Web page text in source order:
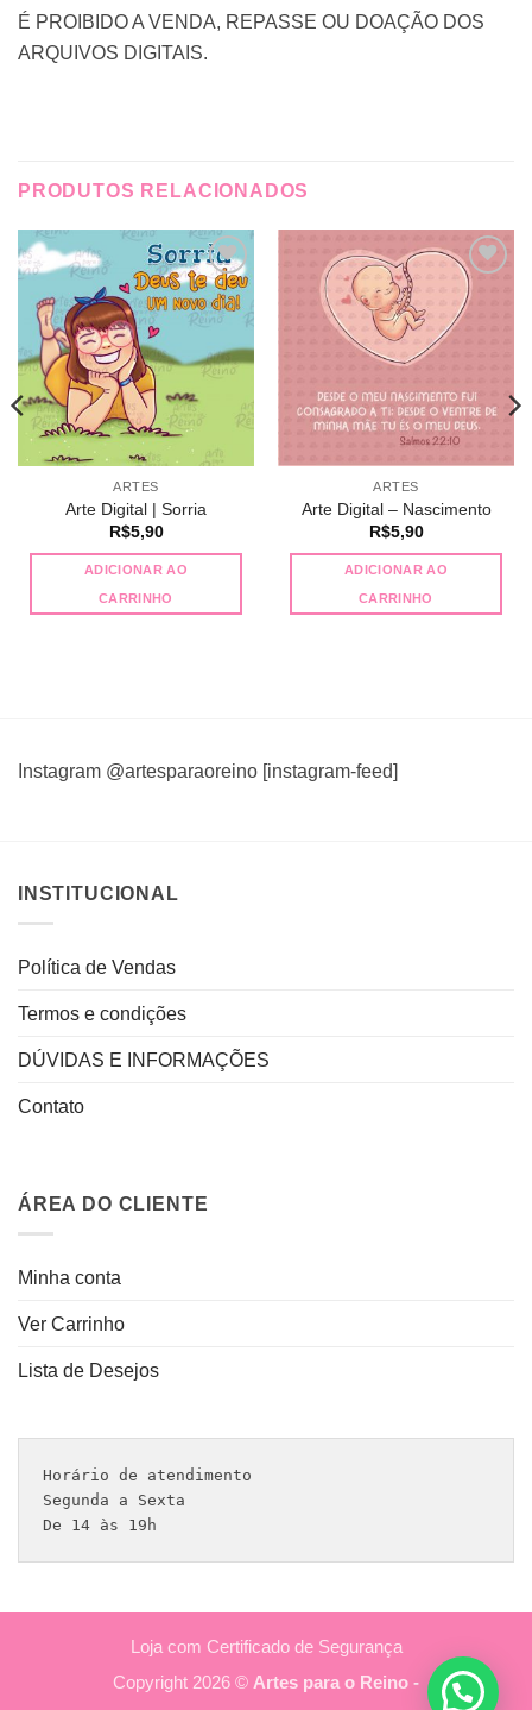
É PROIBIDO A VENDA, REPASSE OU DOAÇÃO DOS
ARQUIVOS DIGITAIS.
PRODUTOS RELACIONADOS
Adicionar
a lista de
desejos
ARTES
Arte Digital | Sorria
R$5,90
ADICIONAR AO
CARRINHO
Adicionar
a lista de
desejos
ARTES
Arte Digital – Nascimento
R$5,90
ADICIONAR AO
CARRINHO
Instagram @artesparaoreino [instagram-feed]
INSTITUCIONAL
Política de Vendas
Termos e condições
DÚVIDAS E INFORMAÇÕES
Contato
ÁREA DO CLIENTE
Minha conta
Ver Carrinho
Lista de Desejos
Horário de atendimento
Segunda a Sexta
De 14 às 19h
Loja com Certificado de Segurança
Copyright 2026 © Artes para o Reino -